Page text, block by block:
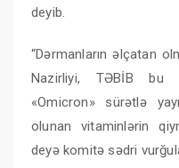
deyib.
“Dərmanların əlçatan
Nazirliyi, TƏBİB bu
«Omicron» sürətlə
olunan vitaminlərin
deyə komitə sədri